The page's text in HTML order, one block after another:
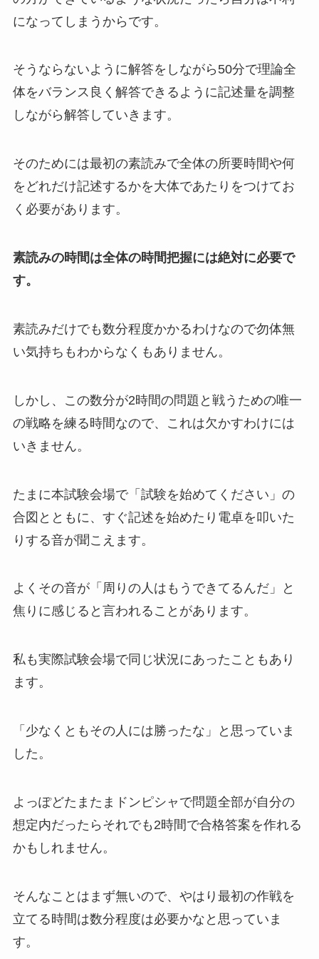
になってしまうからです。
そうならないように解答をしながら50分で理論全
体をバランス良く解答できるように記述量を調整
しながら解答していきます。
そのためには最初の素読みで全体の所要時間や何
をどれだけ記述するかを大体であたりをつけてお
く必要があります。
素読みの時間は全体の時間把握には絶対に必要で
す。
素読みだけでも数分程度かかるわけなので勿体無
い気持ちもわからなくもありません。
しかし、この数分が2時間の問題と戦うための唯一
の戦略を練る時間なので、これは欠かすわけには
いきません。
たまに本試験会場で「試験を始めてください」の
合図とともに、すぐ記述を始めたり電卓を叩いた
りする音が聞こえます。
よくその音が「周りの人はもうできてるんだ」と
焦りに感じると言われることがあります。
私も実際試験会場で同じ状況にあったこともあり
ます。
「少なくともその人には勝ったな」と思っていま
した。
よっぽどたまたまドンピシャで問題全部が自分の
想定内だったらそれでも2時間で合格答案を作れる
かもしれません。
そんなことはまず無いので、やはり最初の作戦を
立てる時間は数分程度は必要かなと思っていま
す。